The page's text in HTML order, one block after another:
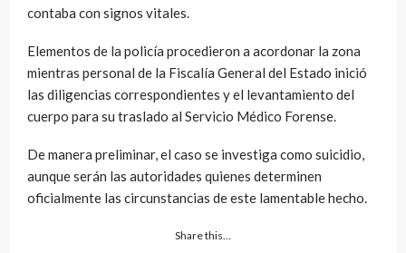
contaba con signos vitales.
Elementos de la policía procedieron a acordonar la zona
mientras personal de la Fiscalía General del Estado inició
las diligencias correspondientes y el levantamiento del
cuerpo para su traslado al Servicio Médico Forense.
De manera preliminar, el caso se investiga como suicidio,
aunque serán las autoridades quienes determinen
oficialmente las circunstancias de este lamentable hecho.
Share this…